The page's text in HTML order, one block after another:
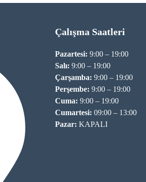
Çalışma Saatleri
Pazartesi: 9:00 – 19:00
Salı: 9:00 – 19:00
Çarşamba: 9:00 – 19:00
Perşembe: 9:00 – 19:00
Cuma: 9:00 – 19:00
Cumartesi: 09:00 – 13:00
Pazar: KAPALI